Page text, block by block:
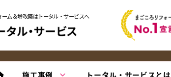
ム＆増改築はトータル・サービスへ